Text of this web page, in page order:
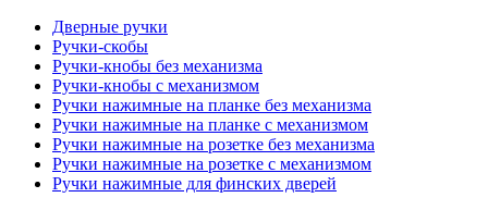
Дверные ручки
Ручки-скобы
Ручки-кнобы без механизма
Ручки-кнобы с механизмом
Ручки нажимные на планке без механизма
Ручки нажимные на планке с механизмом
Ручки нажимные на розетке без механизма
Ручки нажимные на розетке с механизмом
Ручки нажимные для финских дверей